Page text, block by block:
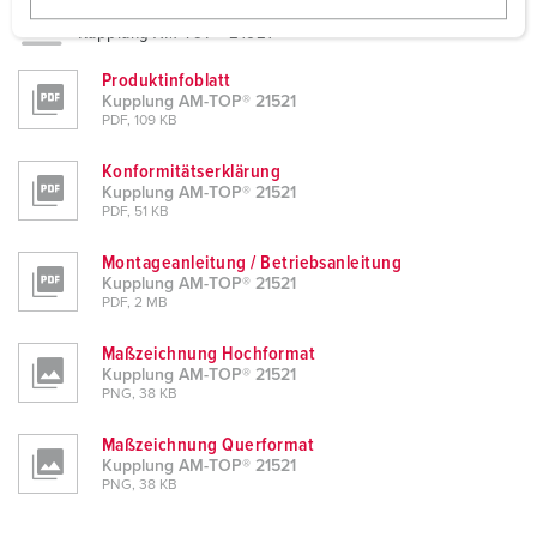
w
a
h
Kupplung AM-TOP® 21521
Produktinfoblatt
Kupplung AM-TOP® 21521
PDF, 109 KB
Konformitätserklärung
Kupplung AM-TOP® 21521
PDF, 51 KB
Montageanleitung / Betriebsanleitung
Kupplung AM-TOP® 21521
PDF, 2 MB
Maßzeichnung Hochformat
Kupplung AM-TOP® 21521
PNG, 38 KB
Maßzeichnung Querformat
Kupplung AM-TOP® 21521
PNG, 38 KB